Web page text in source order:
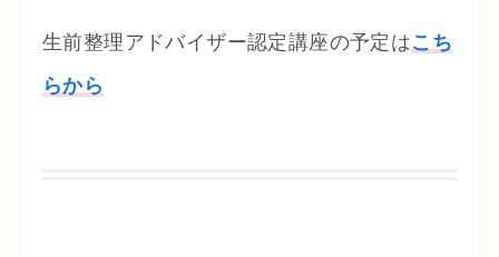
生前整理アドバイザー認定講座の予定はこち
らから